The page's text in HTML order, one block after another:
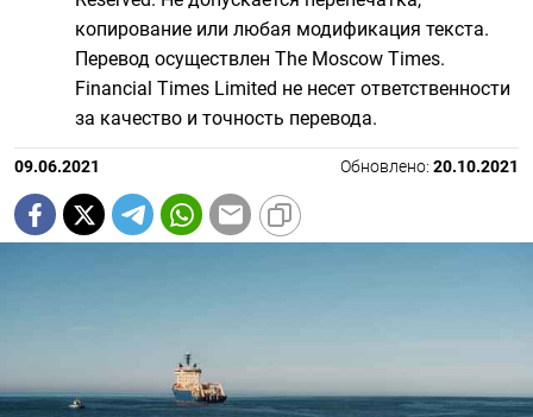
копирование или любая модификация текста.
Перевод осуществлен The Moscow Times.
Financial Times Limited не несет ответственности
за качество и точность перевода.
09.06.2021 Обновлено: 20.10.2021